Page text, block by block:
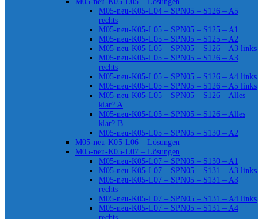
M05-neu-K05-L04 – SPN05 – S126 – A5
rechts
M05-neu-K05-L05 – SPN05 – S125 – A1
M05-neu-K05-L05 – SPN05 – S125 – A2
M05-neu-K05-L05 – SPN05 – S126 – A3 links
M05-neu-K05-L05 – SPN05 – S126 – A3
rechts
M05-neu-K05-L05 – SPN05 – S126 – A4 links
M05-neu-K05-L05 – SPN05 – S126 – A5 links
M05-neu-K05-L05 – SPN05 – S126 – Alles
klar? A
M05-neu-K05-L05 – SPN05 – S126 – Alles
klar? B
M05-neu-K05-L05 – SPN05 – S130 – A2
M05-neu-K05-L06 – Lösungen
M05-neu-K05-L07 – Lösungen
M05-neu-K05-L07 – SPN05 – S130 – A1
M05-neu-K05-L07 – SPN05 – S131 – A3 links
M05-neu-K05-L07 – SPN05 – S131 – A3
rechts
M05-neu-K05-L07 – SPN05 – S131 – A4 links
M05-neu-K05-L07 – SPN05 – S131 – A4